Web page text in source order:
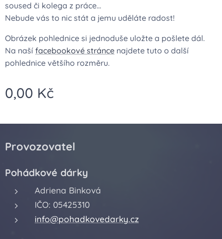
soused či kolega z práce...
Nebude vás to nic stát a jemu uděláte radost!
Obrázek pohlednice si jednoduše uložte a pošlete dál.
Na naší facebookové stránce najdete tuto o další
pohlednice většího rozměru.
0,00 Kč
Provozovatel
Pohádkové dárky
Adriena Binková
IČO: 05425310
info@pohadkovedarky.cz